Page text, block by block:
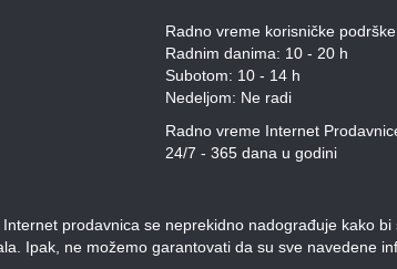
Radno vreme korisničke
Radnim danima: 10 - 20 h
Subotom: 10 - 14 h
Nedeljom: Ne radi
Radno vreme Internet
24/7 - 365 dana u godini
prodavnica se neprekidno nadograđuje kako
Ipak, ne možemo garantovati da su sve navedene